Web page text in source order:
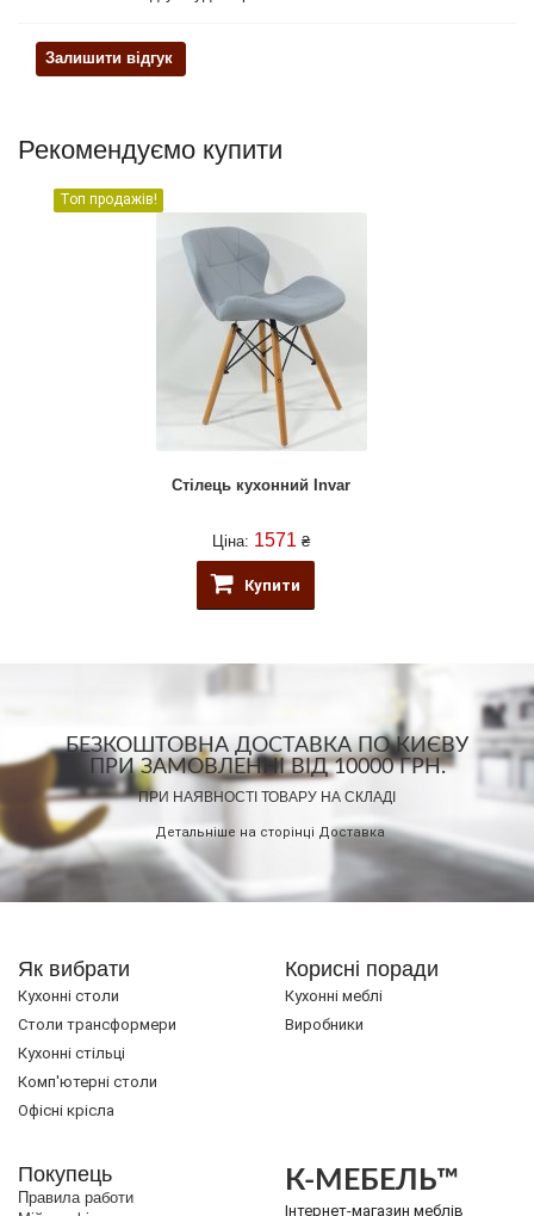
Залишити відгук
Рекомендуємо купити
Топ продажів!
Стілець кухонний Invar
Ціна: 1571 ₴
Купити
БЕЗКОШТОВНА ДОСТАВКА ПО КИЄВУ
ПРИ ЗАМОВЛЕННІ ВІД 10000 ГРН.
ПРИ НАЯВНОСТІ ТОВАРУ НА СКЛАДІ
Детальніше на сторінці Доставка
Як вибрати
Кухонні столи
Cтоли трансформери
Кухонні стільці
Комп'ютерні столи
Офісні крісла
Корисні поради
Кухонні меблі
Виробники
Покупець
Правила работи
К-МЕБЕЛЬ™
Інтернет-магазин меблів